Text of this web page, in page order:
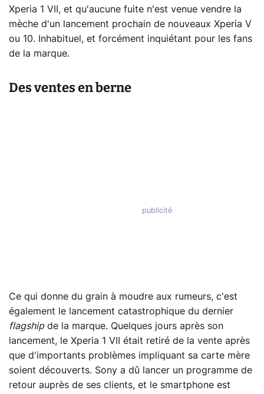
Xperia 1 VII, et qu'aucune fuite n'est venue vendre la
mèche d'un lancement prochain de nouveaux Xperia V
ou 10. Inhabituel, et forcément inquiétant pour les fans
de la marque.
Des ventes en berne
Ce qui donne du grain à moudre aux rumeurs, c'est
également le lancement catastrophique du dernier
flagshipde la marque. Quelques jours après son
lancement, le Xperia 1 VII était retiré de la vente après
que d'importants problèmes impliquant sa carte mère
soient découverts. Sony a dû lancer un programme de
retour auprès de ses clients, et le smartphone est